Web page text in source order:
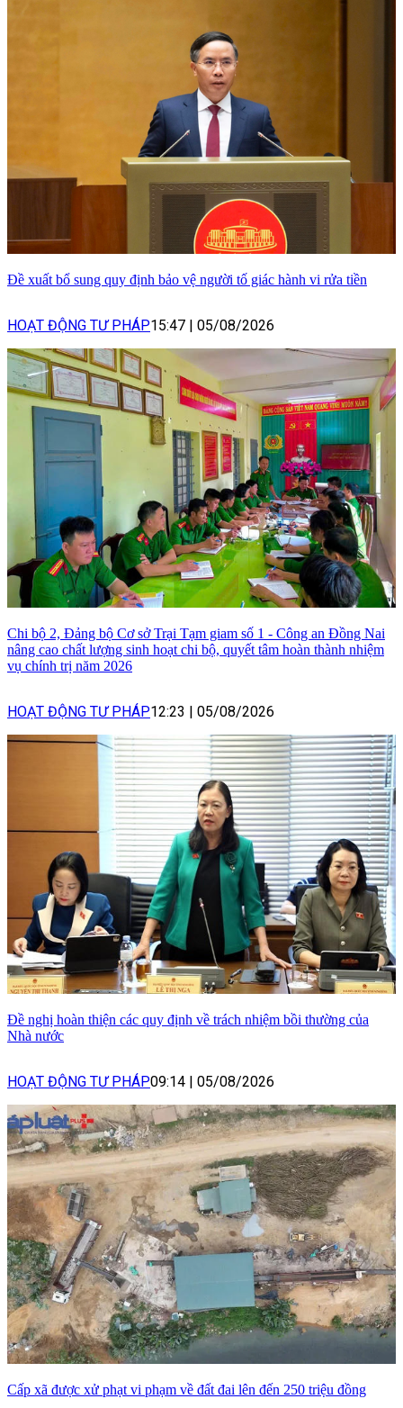
Đề xuất bổ sung quy định bảo vệ người tố giác hành vi rửa tiền
HOẠT ĐỘNG TƯ PHÁP15:47 | 05/08/2026
Chi bộ 2, Đảng bộ Cơ sở Trại Tạm giam số 1 - Công an Đồng Nai
nâng cao chất lượng sinh hoạt chi bộ, quyết tâm hoàn thành nhiệm
vụ chính trị năm 2026
HOẠT ĐỘNG TƯ PHÁP12:23 | 05/08/2026
Đề nghị hoàn thiện các quy định về trách nhiệm bồi thường của
Nhà nước
HOẠT ĐỘNG TƯ PHÁP09:14 | 05/08/2026
Cấp xã được xử phạt vi phạm về đất đai lên đến 250 triệu đồng